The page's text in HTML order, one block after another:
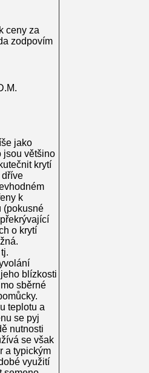
ceny za
zodpovím
jako
jsou většino
krytí
k
(pokusné
o krytí
blízkosti
sběrné
teplotu a
se pyj
nutnosti
se však
a typickým
využití